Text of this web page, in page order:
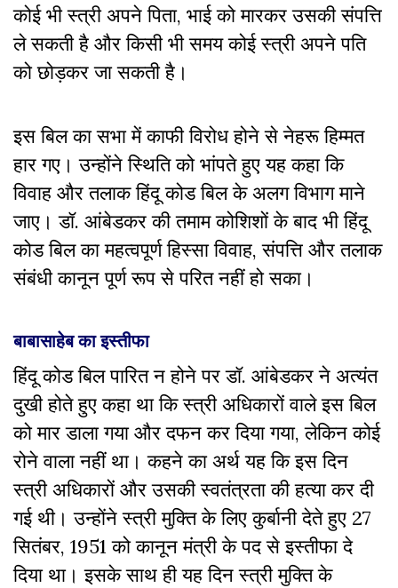
कोई भी स्त्री अपने पिता, भाई को मारकर उसकी संपत्ति
ले सकती है और किसी भी समय कोई स्त्री अपने पति
को छोड़कर जा सकती है।
इस बिल का सभा में काफी विरोध होने से नेहरू हिम्मत
हार गए। उन्होंने स्थिति को भांपते हुए यह कहा कि
विवाह और तलाक हिंदू कोड बिल के अलग विभाग माने
जाए। डॉ. आंबेडकर की तमाम कोशिशों के बाद भी हिंदू
कोड बिल का महत्वपूर्ण हिस्सा विवाह, संपत्ति और तलाक
संबंधी कानून पूर्ण रूप से परित नहीं हो सका।
बाबासाहेब का इस्तीफा
हिंदू कोड बिल पारित न होने पर डॉ. आंबेडकर ने अत्यंत
दुखी होते हुए कहा था कि स्त्री अधिकारों वाले इस बिल
को मार डाला गया और दफन कर दिया गया, लेकिन कोई
रोने वाला नहीं था। कहने का अर्थ यह कि इस दिन
स्त्री अधिकारों और उसकी स्वतंत्रता की हत्या कर दी
गई थी। उन्होंने स्त्री मुक्ति के लिए कुर्बानी देते हुए 27
सितंबर, 1951 को कानून मंत्री के पद से इस्तीफा दे
दिया था। इसके साथ ही यह दिन स्त्री मुक्ति के